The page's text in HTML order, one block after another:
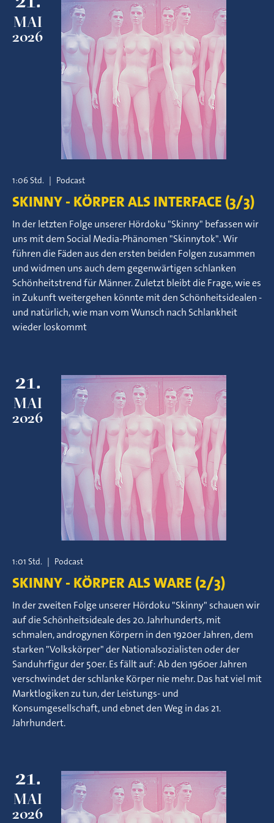
MAI
2026
1:06 Std. | Podcast
SKINNY - KÖRPER ALS INTERFACE (3/3)
In der letzten Folge unserer Hördoku "Skinny" befassen wir
uns mit dem Social Media-Phänomen "Skinnytok". Wir
führen die Fäden aus den ersten beiden Folgen zusammen
und widmen uns auch dem gegenwärtigen schlanken
Schönheitstrend für Männer. Zuletzt bleibt die Frage, wie es
in Zukunft weitergehen könnte mit den Schönheitsidealen -
und natürlich, wie man vom Wunsch nach Schlankheit
wieder loskommt
21.
MAI
2026
1:01 Std. | Podcast
SKINNY - KÖRPER ALS WARE (2/3)
In der zweiten Folge unserer Hördoku "Skinny" schauen wir
auf die Schönheitsideale des 20. Jahrhunderts, mit
schmalen, androgynen Körpern in den 1920er Jahren, dem
starken "Volkskörper" der Nationalsozialisten oder der
Sanduhrfigur der 50er. Es fällt auf: Ab den 1960er Jahren
verschwindet der schlanke Körper nie mehr. Das hat viel mit
Marktlogiken zu tun, der Leistungs- und
Konsumgesellschaft, und ebnet den Weg in das 21.
Jahrhundert.
21.
MAI
2026